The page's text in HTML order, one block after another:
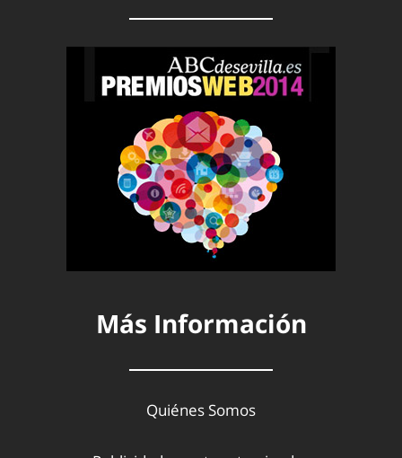
Más Información
Quiénes Somos